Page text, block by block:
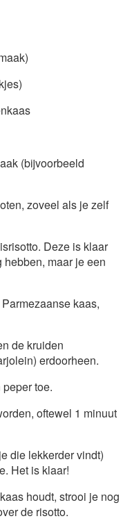
(bijvoorbeeld
zoveel als je zelf
Deze is klaar
maar je een
kaas,
de kruiden
erdoorheen.
toe.
oftewel 1 minuut
die lekkerder vindt)
Het is klaar!
houdt, strooi je nog
de risotto.